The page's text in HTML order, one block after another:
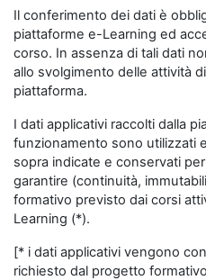
Il conferimento dei dati è
piattaforme e-Learning ed
corso. In assenza di tali dati
allo svolgimento delle attività
piattaforma.
I dati applicativi raccolti dalla
funzionamento sono utilizzati
sopra indicate e conservati
garantire (continuità,
formativo previsto dai corsi
Learning (*).
[* i dati applicativi vengono
richiesto dal progetto